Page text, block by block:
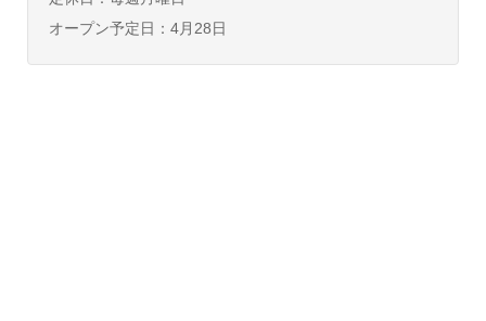
オープン予定日：4月28日